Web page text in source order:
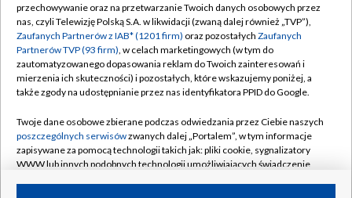
Abonament TVP
Emisja w TVP
Centrum informacji TVP
Naziemna Telewizja Cyfrowa
Rada Programowa
System NOS
Informacje o nadawcy
Regulamin TVP
Polityka prywatności
Moje zgody
Pomoc
Kontakt
Kanały
przechowywanie oraz na przetwarzanie Twoich danych osobowych przez
nas, czyli Telewizję Polską S.A. w likwidacji (zwaną dalej również „TVP”),
Zaufanych Partnerów z IAB* (1201 firm) oraz pozostałych Zaufanych
Partnerów TVP (93 firm), w celach marketingowych (w tym do
zautomatyzowanego dopasowania reklam do Twoich zainteresowań i
mierzenia ich skuteczności) i pozostałych, które wskazujemy poniżej, a
także zgody na udostępnianie przez nas identyfikatora PPID do Google.
Twoje dane osobowe zbierane podczas odwiedzania przez Ciebie naszych
poszczególnych serwisówzwanych dalej „Portalem”, w tym informacje
zapisywane za pomocą technologii takich jak: pliki cookie, sygnalizatory
WWW lub innych podobnych technologii umożliwiających świadczenie